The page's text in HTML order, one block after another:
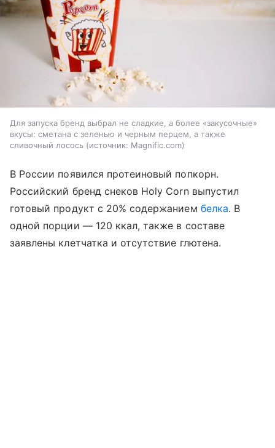
Для запуска бренд выбрал не сладкие, а более «закусочные»
вкусы: сметана с зеленью и черным перцем, а также
сливочный лосось
источник: Magnific.com
В России появился протеиновый попкорн.
Российский бренд снеков Holy Corn выпустил
готовый продукт с 20% содержанием белка. В
одной порции — 120 ккал, также в составе
заявлены клетчатка и отсутствие глютена.